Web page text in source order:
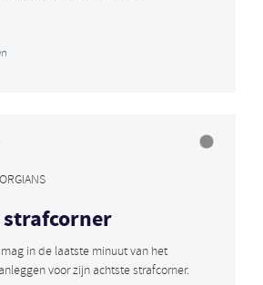
in de laatste minuut van het
voor zijn achtste strafcorner.